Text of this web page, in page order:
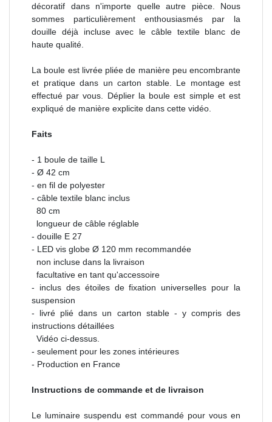
décoratif dans n'importe quelle autre pièce. Nous
sommes particulièrement enthousiasmés par la
douille déjà incluse avec le câble textile blanc de
haute qualité.
La boule est livrée pliée de manière peu encombrante
et pratique dans un carton stable. Le montage est
effectué par vous. Déplier la boule est simple et est
expliqué de manière explicite dans cette vidéo.
Faits
- 1 boule de taille L
- Ø 42 cm
- en fil de polyester
- câble textile blanc inclus
80 cm
longueur de câble réglable
- douille E 27
- LED vis globe Ø 120 mm recommandée
non incluse dans la livraison
facultative en tant qu'accessoire
- inclus des étoiles de fixation universelles pour la
suspension
- livré plié dans un carton stable - y compris des
instructions détaillées
Vidéo ci-dessus.
- seulement pour les zones intérieures
- Production en France
Instructions de commande et de livraison
Le luminaire suspendu est commandé pour vous en